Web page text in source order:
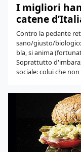
I migliori
catene
Contro la pedante
sano/giusto/
bla, si anima
Soprattutto
sociale: colui che